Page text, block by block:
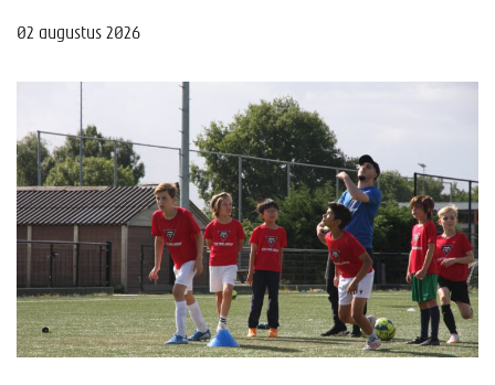
02 augustus 2026